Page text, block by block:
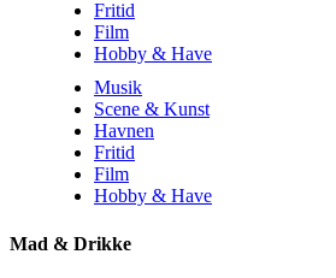
Fritid
Film
Hobby & Have
Musik
Scene & Kunst
Havnen
Fritid
Film
Hobby & Have
Mad & Drikke